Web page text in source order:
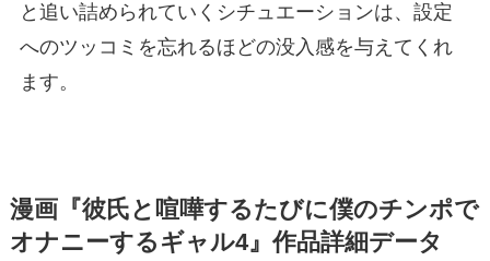
と追い詰められていくシチュエーションは、設定
へのツッコミを忘れるほどの没入感を与えてくれ
ます。
漫画『彼氏と喧嘩するたびに僕のチンポで
オナニーするギャル4』作品詳細データ